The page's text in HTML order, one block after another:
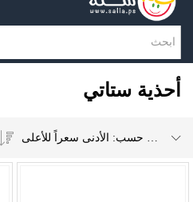
أحذية ستاتي
ترتيب حسب: الأدنى سعراً للأعلى